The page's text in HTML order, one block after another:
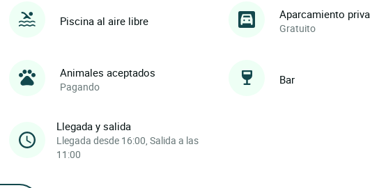
Piscina al aire libre Aparcamiento
Gratuito
Animales aceptados
Pagando
Bar
Llegada y salida
Llegada desde 16:00, Salida a las
11:00